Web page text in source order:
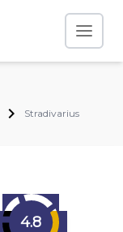
Stradivarius
4.8